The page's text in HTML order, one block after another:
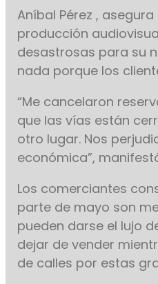
Aníbal Pérez ,
producción
desastrosas para su
nada porque los
“Me cancelaron
que las vías están
otro lugar. Nos
económica”,
Los comerciantes
parte de mayo son
pueden darse el lujo
dejar de vender
de calles por estas